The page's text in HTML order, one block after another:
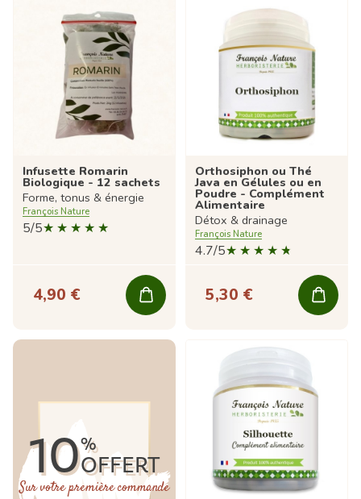
Infusette Romarin
Biologique - 12 sachets
Forme, tonus & énergie
François Nature
5/5
4,90 €
Orthosiphon ou Thé
Java en Gélules ou en
Poudre - Complément
Alimentaire
Détox & drainage
François Nature
4.7/5
5,30 €
10%
OFFERT
Sur votre première commande